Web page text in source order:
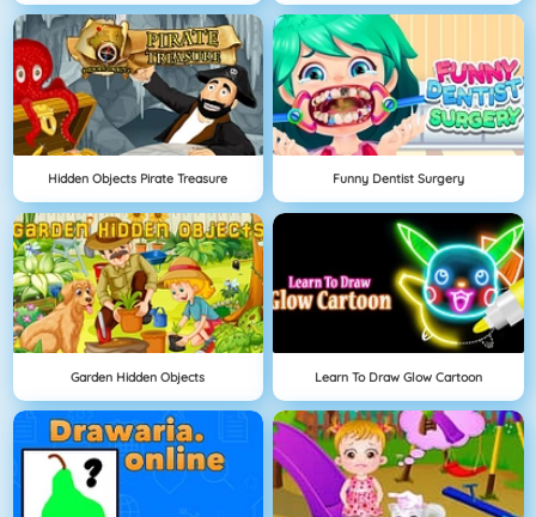
Hidden Objects Pirate Treasure Funny Dentist Surgery
Garden Hidden Objects Learn To Draw Glow Cartoon